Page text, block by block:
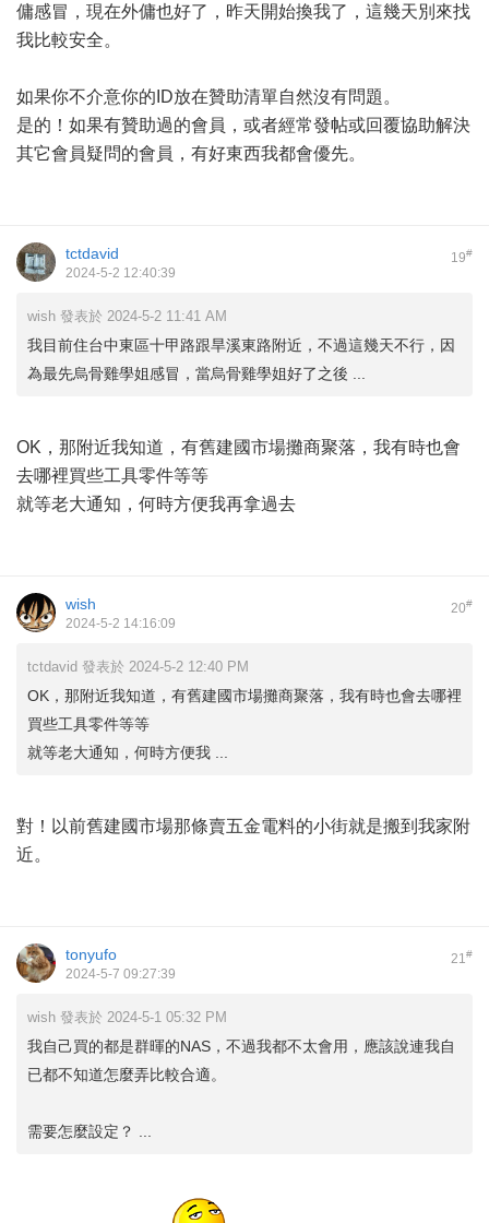
傭感冒，現在外傭也好了，昨天開始換我了，這幾天別來找
我比較安全。
如果你不介意你的ID放在贊助清單自然沒有問題。
是的！如果有贊助過的會員，或者經常發帖或回覆協助解決
其它會員疑問的會員，有好東西我都會優先。
19#
tctdavid
2024-5-2 12:40:39
wish 發表於 2024-5-2 11:41 AM
我目前住台中東區十甲路跟旱溪東路附近，不過這幾天不行，因
為最先烏骨雞學姐感冒，當烏骨雞學姐好了之後 ...
OK，那附近我知道，有舊建國市場攤商聚落，我有時也會
去哪裡買些工具零件等等
就等老大通知，何時方便我再拿過去
20#
wish
2024-5-2 14:16:09
tctdavid 發表於 2024-5-2 12:40 PM
OK，那附近我知道，有舊建國市場攤商聚落，我有時也會去哪裡
買些工具零件等等
就等老大通知，何時方便我 ...
對！以前舊建國市場那條賣五金電料的小街就是搬到我家附
近。
21 #
tonyufo
2024-5-7 09:27:39
wish 發表於 2024-5-1 05:32 PM
我自己買的都是群暉的NAS，不過我都不太會用，應該說連我自
已都不知道怎麼弄比較合適。
需要怎麼設定？ ...